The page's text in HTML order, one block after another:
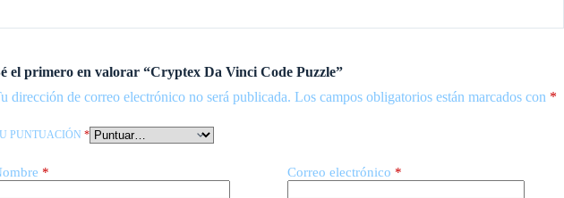
el primero en valorar “Cryptex Da Vinci Code Puzzle”
dirección de correo electrónico no será publicada. Los campos obligatorios están marcados con *
PUNTUACIÓN *
* Correo electrónico *